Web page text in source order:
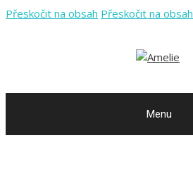
Přeskočit na obsah Přeskočit na obsah
Menu